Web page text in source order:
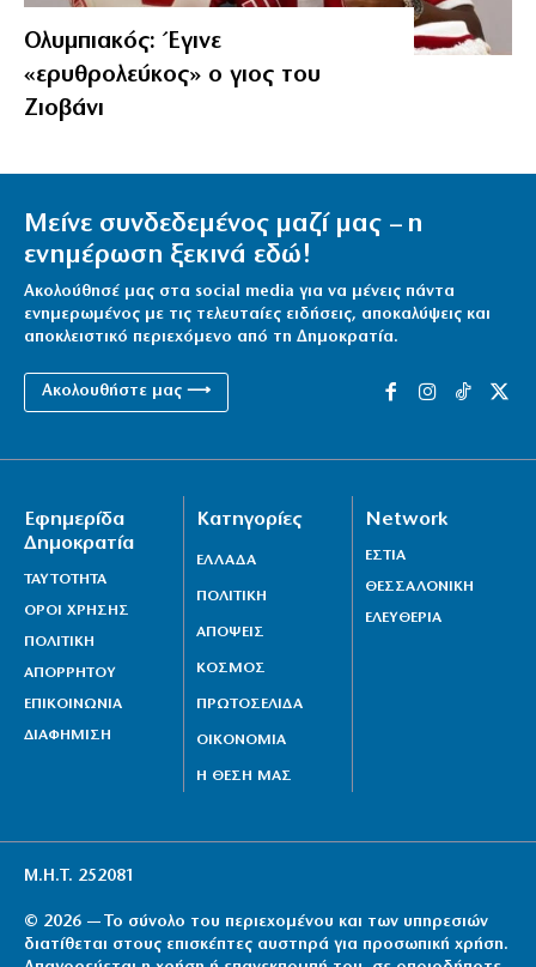
Ολυμπιακός: Έγινε
«ερυθρολεύκος» ο γιος του
Ζιοβάνι
Μείνε συνδεδεμένος μαζί μας – η
ενημέρωση ξεκινά εδώ!
Ακολούθησέ μας στα social media για να μένεις πάντα
ενημερωμένος με τις τελευταίες ειδήσεις, αποκαλύψεις και
αποκλειστικό περιεχόμενο από τη Δημοκρατία.
Ακολουθήστε μας ⟶
Εφημερίδα
Δημοκρατία
ΤΑΥΤΟΤΗΤΑ
ΟΡΟΙ ΧΡΗΣΗΣ
ΠΟΛΙΤΙΚΗ
ΑΠΟΡΡΗΤΟΥ
ΕΠΙΚΟΙΝΩΝΙΑ
ΔΙΑΦΗΜΙΣΗ
Κατηγορίες
ΕΛΛΑΔΑ
ΠΟΛΙΤΙΚΗ
ΑΠΟΨΕΙΣ
ΚΟΣΜΟΣ
ΠΡΩΤΟΣΕΛΙΔΑ
ΟΙΚΟΝΟΜΙΑ
Η ΘΕΣΗ ΜΑΣ
Network
ΕΣΤΙΑ
ΘΕΣΣΑΛΟΝΙΚΗ
ΕΛΕΥΘΕΡΙΑ
Μ.Η.Τ. 252081
© 2026 — Το σύνολο του περιεχομένου και των υπηρεσιών
διατίθεται στους επισκέπτες αυστηρά για προσωπική χρήση.